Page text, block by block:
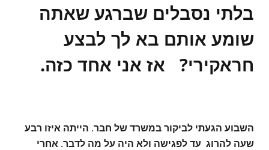
בלתי נסבלים שברגע שאתה
שומע אותם בא לך לבצע
חראקירי? אז אני אחד כזה.
השבוע הגעתי לביקור במשרד של חבר. הייתה איזו רבע
שעה להרוג עד לפגישה ולא היה על מה לדבר. אחרי